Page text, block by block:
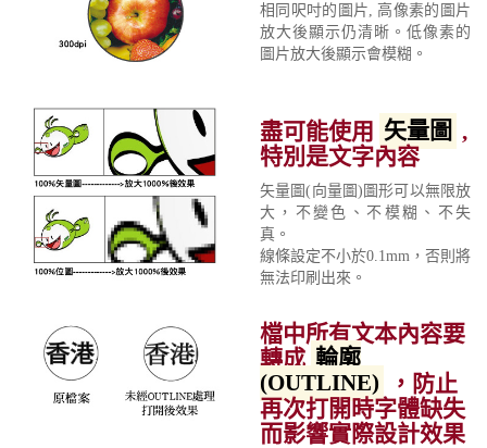
相同呎吋的圖片, 高像素的圖片
放大後顯示仍清晰。低像素的
圖片放大後顯示會模糊。
盡可能使用 矢量圖 ,
特別是文字內容
矢量圖(向量圖)圖形可以無限放
大，不變色、不模糊、不失
真。
線條設定不小於0.1mm，否則將
無法印刷出來。
檔中所有文本內容要
轉成 輪廓
(OUTLINE)
，防止
再次打開時字體缺失
而影響實際設計效果